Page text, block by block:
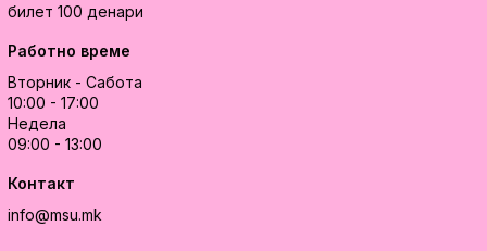
билет 100 денари
Работно време
Вторник - Сабота
10:00 - 17:00
Недела
09:00 - 13:00
Контакт
info@msu.mk